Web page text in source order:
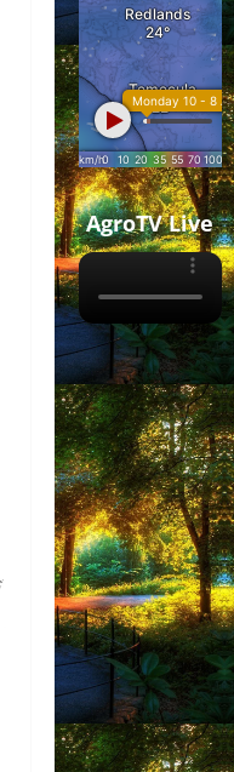
AgroTV Live